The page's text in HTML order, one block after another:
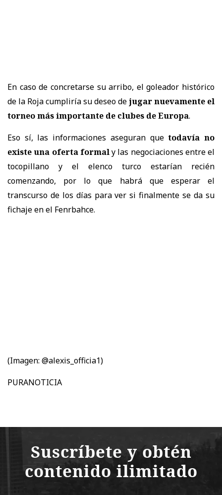
En caso de concretarse su arribo, el goleador histórico
de la Roja cumpliría su deseo dejugar nuevamente el
torneo más importante de clubes de Europa.
Eso sí, las informaciones aseguran quetodavía no
existe una oferta formaly las negociaciones entre el
tocopillano y el elenco turco estarían recién
comenzando, por lo que habrá que esperar el
transcurso de los días para ver si finalmente se da su
fichaje en el Fenrbahce.
(Imagen: @alexis_officia1)
PURANOTICIA